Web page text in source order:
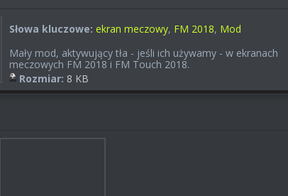
Słowa kluczowe: ekran meczowy, FM 2018, Mod
Mały mod, aktywujący tła - jeśli ich używamy - w ekranach
meczowych FM 2018 i FM Touch 2018.
Rozmiar: 8 KB